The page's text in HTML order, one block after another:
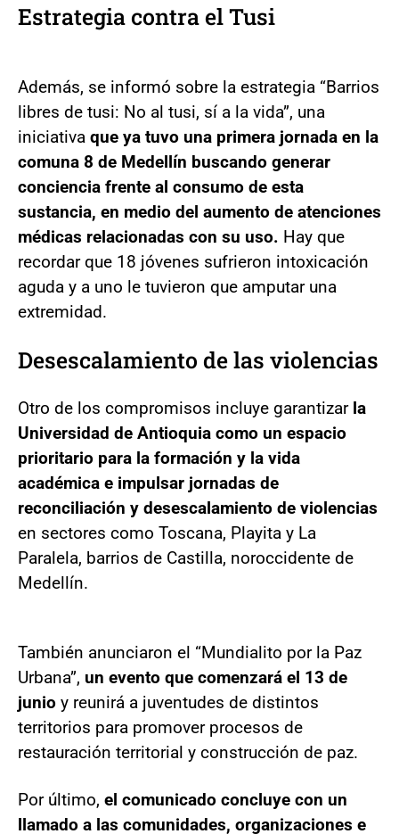
Estrategia contra el Tusi
Además, se informó sobre la estrategia “Barrios
libres de tusi: No al tusi, sí a la vida”, una
iniciativa que ya tuvo una primera jornada en la
comuna 8 de Medellín buscando generar
conciencia frente al consumo de esta
sustancia, en medio del aumento de atenciones
médicas relacionadas con su uso. Hay que
recordar que 18 jóvenes sufrieron intoxicación
aguda y a uno le tuvieron que amputar una
extremidad.
Desescalamiento de las violencias
Otro de los compromisos incluye garantizar la
Universidad de Antioquia como un espacio
prioritario para la formación y la vida
académica e impulsar jornadas de
reconciliación y desescalamiento de violencias
en sectores como Toscana, Playita y La
Paralela, barrios de Castilla, noroccidente de
Medellín.
También anunciaron el “Mundialito por la Paz
Urbana”, un evento que comenzará el 13 de
junio y reunirá a juventudes de distintos
territorios para promover procesos de
restauración territorial y construcción de paz.
Por último, el comunicado concluye con un
llamado a las comunidades, organizaciones e